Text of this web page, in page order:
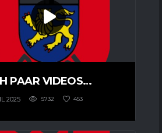
PAAR VIDEOS…
2025 5732 453